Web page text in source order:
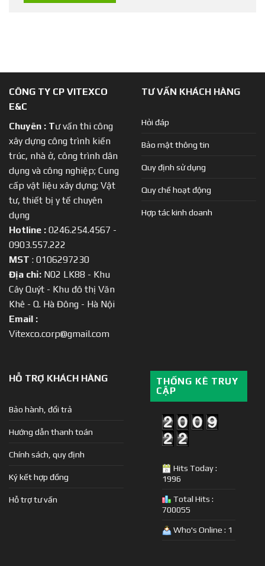
CÔNG TY CP VITEXCO
E&C
Chuyên : Tư vấn thi công
xây dựng công trình kiến
trúc, nhà ở, công trình dân
dụng và công nghiệp; Cung
cấp vật liệu xây dựng; Vật
tư, thiết bị y tế chuyên
dụng
Hotline : 0246.254.4567 -
0903.557.222
MST : 0106297230
Địa chỉ: N02 LK88 - Khu
Cây Quýt - Khu đô thị Văn
Khê - Q. Hà Đông - Hà Nội
Email :
Vitexco.corp@gmail.com
TƯ VẤN KHÁCH HÀNG
Hỏi đáp
Bảo mật thông tin
Quy định sử dụng
Quy chế hoạt động
Hợp tác kinh doanh
HỖ TRỢ KHÁCH HÀNG
Bảo hành, đổi trả
Hướng dẫn thanh toán
Chính sách, quy định
Ký kết hợp đồng
Hỗ trợ tư vấn
THỐNG KÊ TRUY
CẬP
Hits Today :
1996
Total Hits :
700055
Who's Online : 1